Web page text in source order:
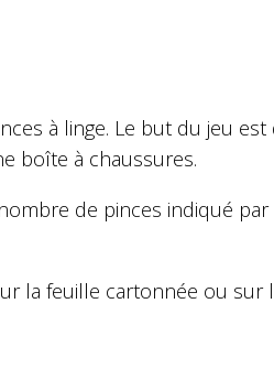
à linge. Le but du jeu
boîte à chaussures.
de pinces indiqué par
la feuille cartonnée ou sur